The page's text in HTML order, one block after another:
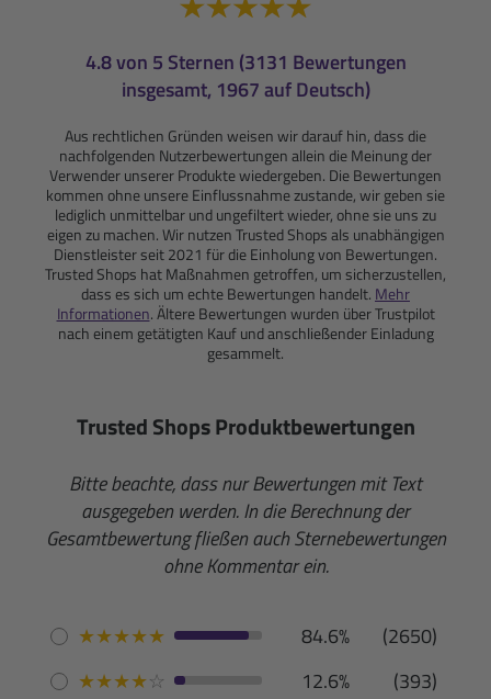
4.8 von 5 Sternen (3131 Bewertungen
insgesamt, 1967 auf Deutsch)
Aus rechtlichen Gründen weisen wir darauf hin, dass die
nachfolgenden Nutzerbewertungen allein die Meinung der
Verwender unserer Produkte wiedergeben. Die Bewertungen
kommen ohne unsere Einflussnahme zustande, wir geben sie
lediglich unmittelbar und ungefiltert wieder, ohne sie uns zu
eigen zu machen. Wir nutzen Trusted Shops als unabhängigen
Dienstleister seit 2021 für die Einholung von Bewertungen.
Trusted Shops hat Maßnahmen getroffen, um sicherzustellen,
dass es sich um echte Bewertungen handelt. Mehr
Informationen. Ältere Bewertungen wurden über Trustpilot
nach einem getätigten Kauf und anschließender Einladung
gesammelt.
Trusted Shops Produktbewertungen
Bitte beachte, dass nur Bewertungen mit Text
ausgegeben werden. In die Berechnung der
Gesamtbewertung fließen auch Sternebewertungen
ohne Kommentar ein.
★★★★★ 84.6%
(2650)
★★★★☆ 12.6% (393)